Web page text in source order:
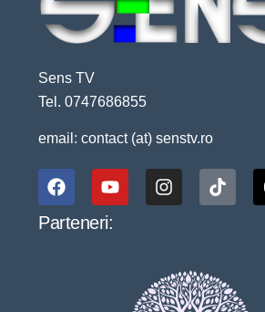
Sens TV
Tel. 0747686855
email: contact (at) senstv.ro
Parteneri: